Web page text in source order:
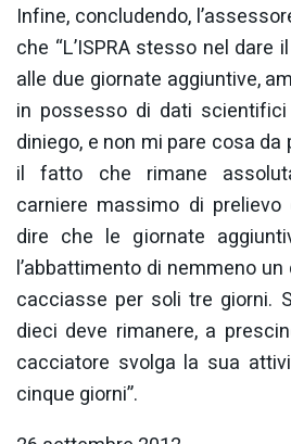
Infine, concludendo,
che “L’ISPRA stesso nel dare
alle due giornate aggiuntive,
in possesso di dati
diniego, e non mi pare cosa da
il fatto che rimane
carniere massimo di
dire che le giornate
l’abbattimento di nemmeno
cacciasse per soli tre giorni.
dieci deve rimanere, a
cacciatore svolga la sua
cinque giorni”.